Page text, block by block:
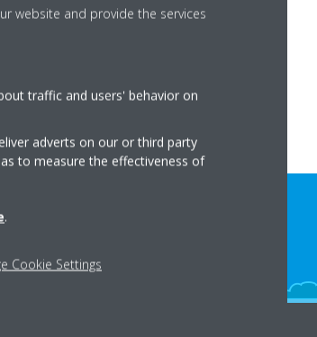
website and provide the services
traffic and users' behavior on
adverts on our or third party
to measure the effectiveness of
.
Cookie Settings